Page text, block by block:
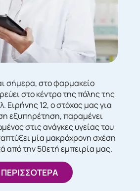
σήμερα, στο φαρμακείο
στο κέντρο της πόλης της
Ειρήνης 12, ο στόχος μας για
εξυπηρέτηση, παραμένει
στις ανάγκες υγείας του
μία μακρόχρονη σχέση
από την 50ετή εμπειρία μας.
ΠΕΡΙΣΣΟΤΕΡΑ